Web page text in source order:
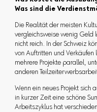
Was sind die
Die Realität der meisten
vergleichsweise wenig Geld
nicht reich. In der Schweiz
von Auftritten und
mehrere Projekte parallel,
anderen
Wenn ein neues Projekt sich
in kurzer Zeit eine schöne
Arbeitszyklus hat